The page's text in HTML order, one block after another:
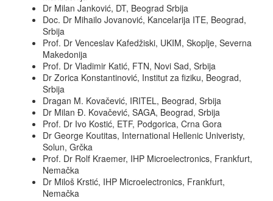
Dr Milan Janković, DT, Beograd Srbija
Doc. Dr Mihailo Jovanović, Kancelarija ITE, Beograd,
Srbija
Prof. Dr Venceslav Kafedžiski, UKIM, Skoplje, Severna
Makedonija
Prof. Dr Vladimir Katić, FTN, Novi Sad, Srbija
Dr Zorica Konstantinović, Institut za fiziku, Beograd,
Srbija
Dragan M. Kovačević, IRITEL, Beograd, Srbija
Dr Milan Đ. Kovačević, SAGA, Beograd, Srbija
Prof. Dr Ivo Kostić, ETF, Podgorica, Crna Gora
Dr George Koutitas, International Hellenic Univeristy,
Solun, Grčka
Prof. Dr Rolf Kraemer, IHP Microelectronics, Frankfurt,
Nemačka
Dr Miloš Krstić, IHP Microelectronics, Frankfurt,
Nemačka